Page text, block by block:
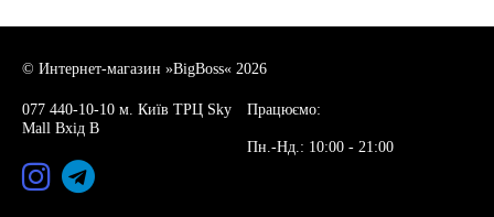
© Интернет-магазин »BigBoss« 2026
077 440-10-10 м. Київ ТРЦ Sky
Mall Вхід В
Працюємо:
Пн.-Нд.: 10:00 - 21:00